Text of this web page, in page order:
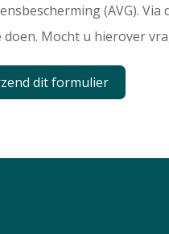
(AVG). Via
doen. Mocht u hierover
dit formulier